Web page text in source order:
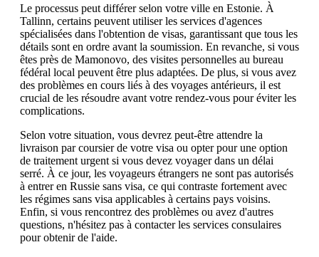
Le processus peut différer selon votre ville en Estonie. À
Tallinn, certains peuvent utiliser les services d'agences
spécialisées dans l'obtention de visas, garantissant que tous les
détails sont en ordre avant la soumission. En revanche, si vous
êtes près de Mamonovo, des visites personnelles au bureau
fédéral local peuvent être plus adaptées. De plus, si vous avez
des problèmes en cours liés à des voyages antérieurs, il est
crucial de les résoudre avant votre rendez-vous pour éviter les
complications.
Selon votre situation, vous devrez peut-être attendre la
livraison par coursier de votre visa ou opter pour une option
de traitement urgent si vous devez voyager dans un délai
serré. À ce jour, les voyageurs étrangers ne sont pas autorisés
à entrer en Russie sans visa, ce qui contraste fortement avec
les régimes sans visa applicables à certains pays voisins.
Enfin, si vous rencontrez des problèmes ou avez d'autres
questions, n'hésitez pas à contacter les services consulaires
pour obtenir de l'aide.